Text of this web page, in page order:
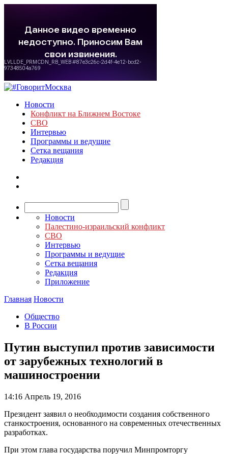
Новости
Конфликт на Ближнем Востоке
СВО
Интервью
Программы и ведущие
Сетка вещания
Редакция
Новости
Палестино-израильский конфликт
СВО
Интервью
Программы и ведущие
Сетка вещания
Редакция
Приложение
Главная Новости
Общество
В России
Путин выступил против зависимости
от зарубежных технологий в
машиностроении
14:16 Апрель 19, 2016
Президент заявил о необходимости создания собственного
станкостроения, основанного на современных отечественных
разработках.
При этом глава государства поручил Минпромторгу